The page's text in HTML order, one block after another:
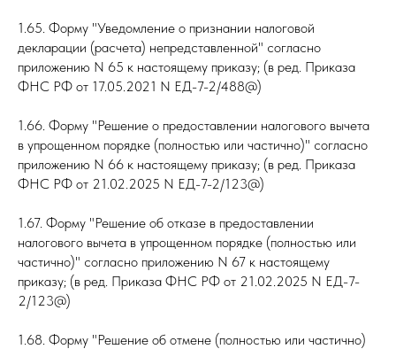
1.65. Форму "Уведомление о признании налоговой
декларации (расчета) непредставленной" согласно
приложению N 65 к настоящему приказу; (в ред. Приказа
ФНС РФ от 17.05.2021 N ЕД-7-2/488@)
1.66. Форму "Решение о предоставлении налогового вычета
в упрощенном порядке (полностью или частично)" согласно
приложению N 66 к настоящему приказу; (в ред. Приказа
ФНС РФ от 21.02.2025 N ЕД-7-2/123@)
1.67. Форму "Решение об отказе в предоставлении
налогового вычета в упрощенном порядке (полностью или
частично)" согласно приложению N 67 к настоящему
приказу; (в ред. Приказа ФНС РФ от 21.02.2025 N ЕД-7-
2/123@)
1.68. Форму "Решение об отмене (полностью или частично)